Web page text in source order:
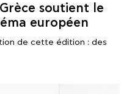
soutient le
européen
de cette édition : des